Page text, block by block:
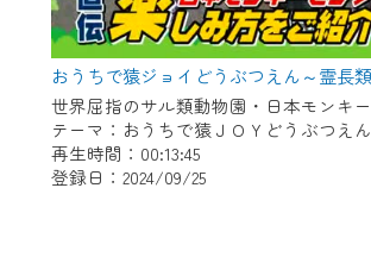
テーマ：おうちで猿ＪＯＹどうぶつえん
再生時間：00:13:45
登録日：2024/09/25